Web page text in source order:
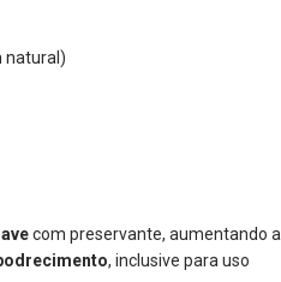
natural)
com preservante, aumentando a
, inclusive para uso